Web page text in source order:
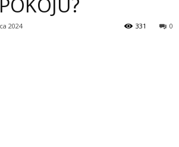
2024 0
331